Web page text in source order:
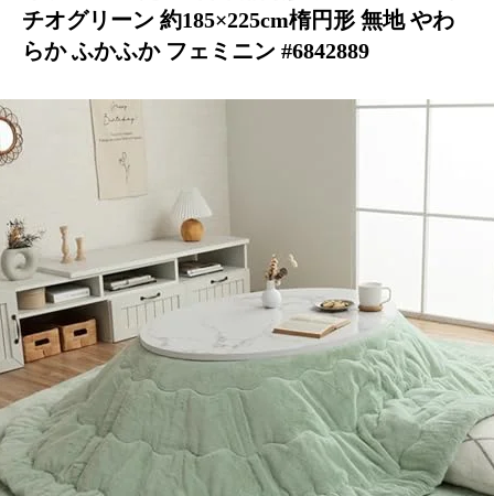
チオグリーン 約185×225cm楕円形 無地 やわ
らか ふかふか フェミニン #6842889